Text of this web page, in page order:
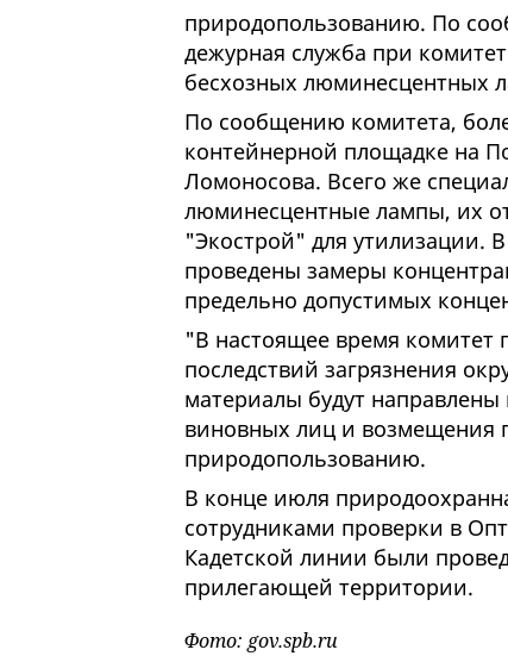
природопользованию. По
дежурная служба при
бесхозных люминесцентных
По сообщению комитета,
контейнерной площадке на
Ломоносова. Всего же
люминесцентные лампы, их
"Экострой" для утилизации.
проведены замеры
предельно допустимых
"В настоящее время комитет
последствий загрязнения
материалы будут
виновных лиц и возмещения
природопользованию.
В конце июля
сотрудниками проверки в
Кадетской линии были
прилегающей территории.
Фото: gov.spb.ru